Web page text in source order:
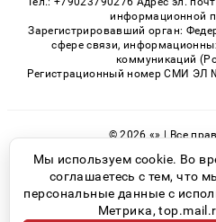
информационной
Зарегистрировавший орган:
сфере связи,
коммуникаций
Регистрационный номер СМИ ЭЛ
© 2026 «» | Все
Возрастная
Политика
Мы используем cookie. Во
соглашаетесь с тем, что
персональные данные с
Метрика,